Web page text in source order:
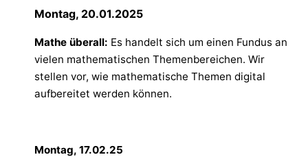
Montag, 20.01.2025
Mathe überall: Es handelt sich um einen Fundus an
vielen mathematischen Themenbereichen. Wir
stellen vor, wie mathematische Themen digital
aufbereitet werden können.
Montag, 17.02.25